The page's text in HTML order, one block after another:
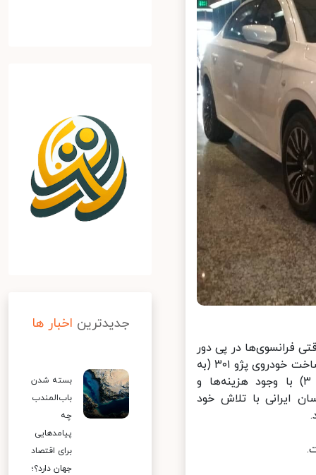
فرانسوی‌ها در پی دور
تازه تحریم‌ها علیه کشورمان از ایران خارج شدند، همه فکر می‌کردند پروژه ساخت خودروی پژو ۳۰۱ (به
عنوان سومین خودروی پسابرجامی پس از پژو ۲۰۰۸ و سیتروئن سی ۳) با وجود هزینه‌ها و
ایرانی با تلاش خود
جدیدترین اخبار ها
بسته شدن
باب‌المندب
چه
پیامدهایی
برای اقتصاد
جهان دارد؟؛